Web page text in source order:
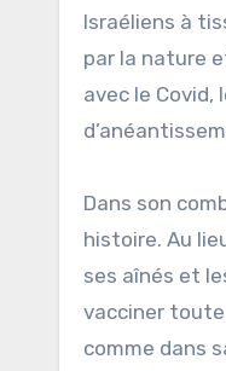
Israéliens à
par la nature
avec le
Dans son
histoire. Au
ses aînés et
vacciner
comme dans